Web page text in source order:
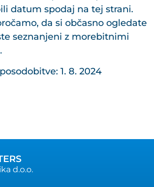
datum spodaj na tej strani.
da si občasno ogledate
seznanjeni z morebitnimi
1. 8. 2024
d.o.o.